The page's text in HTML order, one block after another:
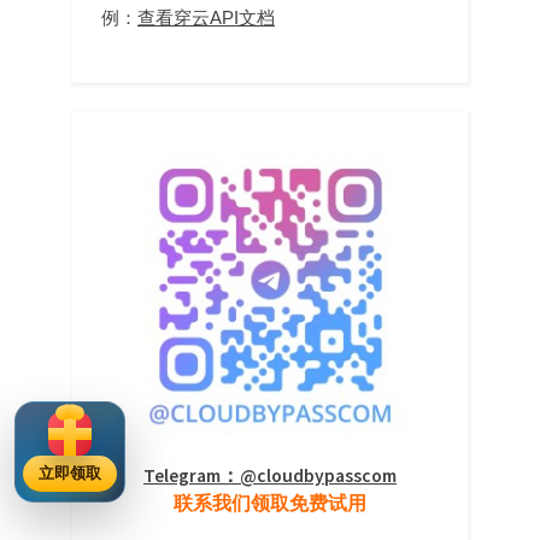
例： 查看穿云API文档
Telegram：@cloudbypasscom
联系我们领取免费试用
立即领取